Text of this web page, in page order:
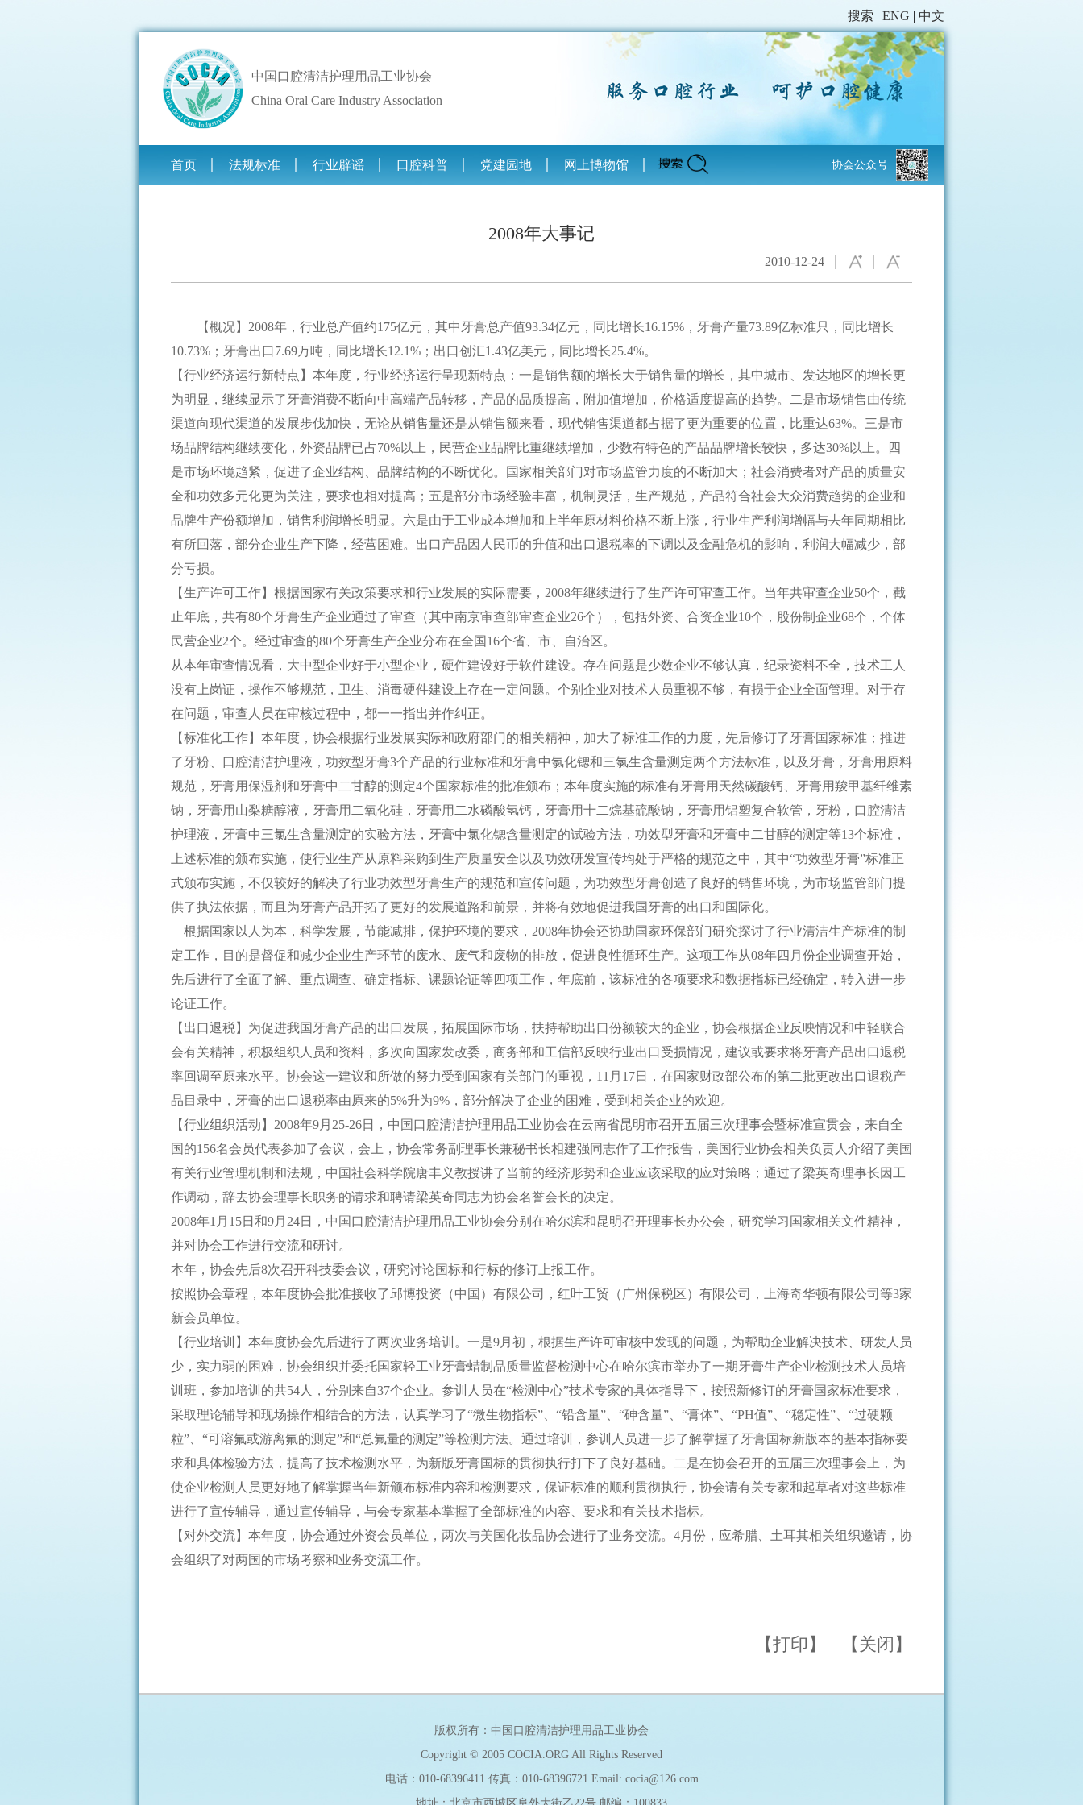
搜索 | ENG | 中文
中国口腔清洁护理用品工业协会
China Oral Care Industry Association
首页 法规标准 行业辟谣 口腔科普 党建园地 网上博物馆 协会公众号
2008年大事记
2010-12-24
【概况】2008年，行业总产值约175亿元，其中牙膏总产值93.34亿元，同比增长16.15%，牙膏产量73.89亿标准只，同比增长
10.73%；牙膏出口7.69万吨，同比增长12.1%；出口创汇1.43亿美元，同比增长25.4%。
【行业经济运行新特点】本年度，行业经济运行呈现新特点：一是销售额的增长大于销售量的增长，其中城市、发达地区的增长更
为明显，继续显示了牙膏消费不断向中高端产品转移，产品的品质提高，附加值增加，价格适度提高的趋势。二是市场销售由传统
渠道向现代渠道的发展步伐加快，无论从销售量还是从销售额来看，现代销售渠道都占据了更为重要的位置，比重达63%。三是市
场品牌结构继续变化，外资品牌已占70%以上，民营企业品牌比重继续增加，少数有特色的产品品牌增长较快，多达30%以上。四
是市场环境趋紧，促进了企业结构、品牌结构的不断优化。国家相关部门对市场监管力度的不断加大；社会消费者对产品的质量安
全和功效多元化更为关注，要求也相对提高；五是部分市场经验丰富，机制灵活，生产规范，产品符合社会大众消费趋势的企业和
品牌生产份额增加，销售利润增长明显。六是由于工业成本增加和上半年原材料价格不断上涨，行业生产利润增幅与去年同期相比
有所回落，部分企业生产下降，经营困难。出口产品因人民币的升值和出口退税率的下调以及金融危机的影响，利润大幅减少，部
分亏损。
【生产许可工作】根据国家有关政策要求和行业发展的实际需要，2008年继续进行了生产许可审查工作。当年共审查企业50个，截
止年底，共有80个牙膏生产企业通过了审查（其中南京审查部审查企业26个），包括外资、合资企业10个，股份制企业68个，个体
民营企业2个。经过审查的80个牙膏生产企业分布在全国16个省、市、自治区。
从本年审查情况看，大中型企业好于小型企业，硬件建设好于软件建设。存在问题是少数企业不够认真，纪录资料不全，技术工人
没有上岗证，操作不够规范，卫生、消毒硬件建设上存在一定问题。个别企业对技术人员重视不够，有损于企业全面管理。对于存
在问题，审查人员在审核过程中，都一一指出并作纠正。
【标准化工作】本年度，协会根据行业发展实际和政府部门的相关精神，加大了标准工作的力度，先后修订了牙膏国家标准；推进
了牙粉、口腔清洁护理液，功效型牙膏3个产品的行业标准和牙膏中氯化锶和三氯生含量测定两个方法标准，以及牙膏，牙膏用原料
规范，牙膏用保湿剂和牙膏中二甘醇的测定4个国家标准的批准颁布；本年度实施的标准有牙膏用天然碳酸钙、牙膏用羧甲基纤维素
钠，牙膏用山梨糖醇液，牙膏用二氧化硅，牙膏用二水磷酸氢钙，牙膏用十二烷基硫酸钠，牙膏用铝塑复合软管，牙粉，口腔清洁
护理液，牙膏中三氯生含量测定的实验方法，牙膏中氯化锶含量测定的试验方法，功效型牙膏和牙膏中二甘醇的测定等13个标准，
上述标准的颁布实施，使行业生产从原料采购到生产质量安全以及功效研发宣传均处于严格的规范之中，其中“功效型牙膏”标准正
式颁布实施，不仅较好的解决了行业功效型牙膏生产的规范和宣传问题，为功效型牙膏创造了良好的销售环境，为市场监管部门提
供了执法依据，而且为牙膏产品开拓了更好的发展道路和前景，并将有效地促进我国牙膏的出口和国际化。
根据国家以人为本，科学发展，节能减排，保护环境的要求，2008年协会还协助国家环保部门研究探讨了行业清洁生产标准的制
定工作，目的是督促和减少企业生产环节的废水、废气和废物的排放，促进良性循环生产。这项工作从08年四月份企业调查开始，
先后进行了全面了解、重点调查、确定指标、课题论证等四项工作，年底前，该标准的各项要求和数据指标已经确定，转入进一步
论证工作。
【出口退税】为促进我国牙膏产品的出口发展，拓展国际市场，扶持帮助出口份额较大的企业，协会根据企业反映情况和中轻联合
会有关精神，积极组织人员和资料，多次向国家发改委，商务部和工信部反映行业出口受损情况，建议或要求将牙膏产品出口退税
率回调至原来水平。协会这一建议和所做的努力受到国家有关部门的重视，11月17日，在国家财政部公布的第二批更改出口退税产
品目录中，牙膏的出口退税率由原来的5%升为9%，部分解决了企业的困难，受到相关企业的欢迎。
【行业组织活动】2008年9月25-26日，中国口腔清洁护理用品工业协会在云南省昆明市召开五届三次理事会暨标准宣贯会，来自全
国的156名会员代表参加了会议，会上，协会常务副理事长兼秘书长相建强同志作了工作报告，美国行业协会相关负责人介绍了美国
有关行业管理机制和法规，中国社会科学院唐丰义教授讲了当前的经济形势和企业应该采取的应对策略；通过了梁英奇理事长因工
作调动，辞去协会理事长职务的请求和聘请梁英奇同志为协会名誉会长的决定。
2008年1月15日和9月24日，中国口腔清洁护理用品工业协会分别在哈尔滨和昆明召开理事长办公会，研究学习国家相关文件精神，
并对协会工作进行交流和研讨。
本年，协会先后8次召开科技委会议，研究讨论国标和行标的修订上报工作。
按照协会章程，本年度协会批准接收了邱博投资（中国）有限公司，红叶工贸（广州保税区）有限公司，上海奇华顿有限公司等3家
新会员单位。
【行业培训】本年度协会先后进行了两次业务培训。一是9月初，根据生产许可审核中发现的问题，为帮助企业解决技术、研发人员
少，实力弱的困难，协会组织并委托国家轻工业牙膏蜡制品质量监督检测中心在哈尔滨市举办了一期牙膏生产企业检测技术人员培
训班，参加培训的共54人，分别来自37个企业。参训人员在“检测中心”技术专家的具体指导下，按照新修订的牙膏国家标准要求，
采取理论辅导和现场操作相结合的方法，认真学习了“微生物指标”、“铅含量”、“砷含量”、“膏体”、“PH值”、“稳定性”、“过硬颗
粒”、“可溶氟或游离氟的测定”和“总氟量的测定”等检测方法。通过培训，参训人员进一步了解掌握了牙膏国标新版本的基本指标要
求和具体检验方法，提高了技术检测水平，为新版牙膏国标的贯彻执行打下了良好基础。二是在协会召开的五届三次理事会上，为
使企业检测人员更好地了解掌握当年新颁布标准内容和检测要求，保证标准的顺利贯彻执行，协会请有关专家和起草者对这些标准
进行了宣传辅导，通过宣传辅导，与会专家基本掌握了全部标准的内容、要求和有关技术指标。
【对外交流】本年度，协会通过外资会员单位，两次与美国化妆品协会进行了业务交流。4月份，应希腊、土耳其相关组织邀请，协
会组织了对两国的市场考察和业务交流工作。
【打印】 【关闭】
版权所有：中国口腔清洁护理用品工业协会
Copyright © 2005 COCIA.ORG All Rights Reserved
电话：010-68396411 传真：010-68396721 Email: cocia@126.com
地址：北京市西城区阜外大街乙22号 邮编：100833